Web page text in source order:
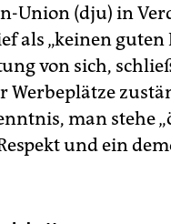
Union (dju) in
als „keinen guten
von sich,
Werbeplätze
man stehe
und ein